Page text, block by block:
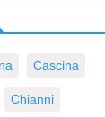
Cascina
Chianni